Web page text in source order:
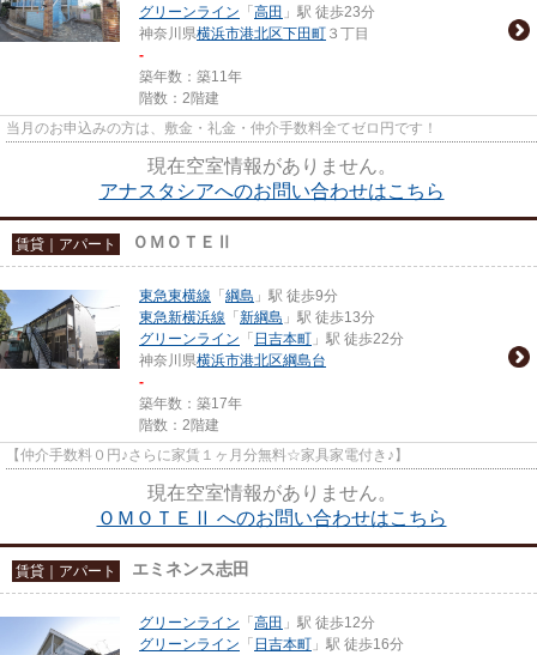
グリーンライン 「 高田 」駅 徒歩23分
神奈川県横浜市港北区下田町 ３丁目
-
築年数：築11年
階数：2階建
当月のお申込みの方は、敷金・礼金・仲介手数料全てゼロ円です！
現在空室情報がありません。
アナスタシアへのお問い合わせはこちら
賃貸｜アパート ＯＭＯＴＥⅡ
東急東横線 「 綱島 」駅 徒歩9分
東急新横浜線 「 新綱島 」駅 徒歩13分
グリーンライン 「 日吉本町 」駅 徒歩22分
神奈川県横浜市港北区綱島台
-
築年数：築17年
階数：2階建
【仲介手数料０円♪さらに家賃１ヶ月分無料☆家具家電付き♪】
現在空室情報がありません。
ＯＭＯＴＥⅡ へのお問い合わせはこちら
賃貸｜アパート エミネンス志田
グリーンライン 「 高田 」駅 徒歩12分
グリーンライン 「 日吉本町 」駅 徒歩16分